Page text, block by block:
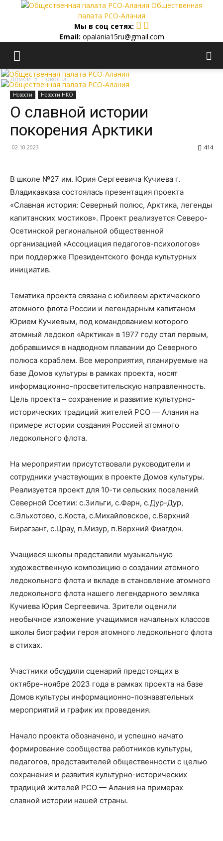
Общественная
палата РСО-Алания
Мы в соц сетях:
Email: opalania15ru@gmail.com
Домой Новости
Новости Новости НКО
О славной истории
покорения Арктики
02.10.2023 414
В школе №27 им. Юрия Сергеевича Кучиева г.
Владикавказа состоялась презентация проекта
«Славная история: Северный полюс, Арктика, легенды
капитанских мостиков». Проект реализуется Северо-
Осетинской региональной общественной
организацией «Ассоциация педагогов-психологов»
при поддержке Президентского фонда культурных
инициатив.
Тематика проекта связана с юбилеем арктического
атомного флота России и легендарным капитаном
Юрием Кучиевым, под командованием которого
атомный ледокол «Арктика» в 1977 году стал первым,
добравшимся в надводном плавании до Северного
полюса кораблем. Все мероприятия, планируемые на
базе Домов культуры в рамках проекта, носят
информационно-просветительскую направленность.
Цель проекта – сохранение и развитие культурно-
исторических традиций жителей РСО — Алания на
примере истории создания Россией атомного
ледокольного флота.
На мероприятии присутствовали руководители и
сотрудники участвующих в проекте Домов культуры.
Реализуется проект для 10-ти сельских поселений
Северной Осетии: с.Зильги, с.Фарн, с.Дур-Дур,
с.Эльхотово, с.Коста, с.Михайловское, с.Верхний
Бирагзанг, с.Црау, п.Мизур, п.Верхний Фиагдон.
Учащиеся школы представили музыкальную
художественную композицию о создании атомного
ледокольного флота и вкладе в становление атомного
ледокольного флота нашего легендарного земляка
Кучиева Юрия Сергеевича. Зрители оценили
необычное изложение учащимися начальных классов
школы биографии героя атомного ледокольного флота
в стихах.
Участники обсудили сценарий предстоящих в
октябре-ноябре 2023 года в рамках проекта на базе
Домов культуры информационно-познавательных
мероприятий и график их проведения.
Начало проекта обозначено, и успешно начато
формирование сообщества работников культуры,
педагогов, представителей общественности с целью
сохранения и развития культурно-исторических
традиций жителей РСО — Алания на примерах
славной истории нашей страны.